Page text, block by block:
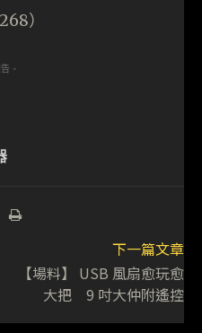
）
-
下一篇文章
【場料】 USB 風扇愈玩愈
大把 9 吋大仲附遙控